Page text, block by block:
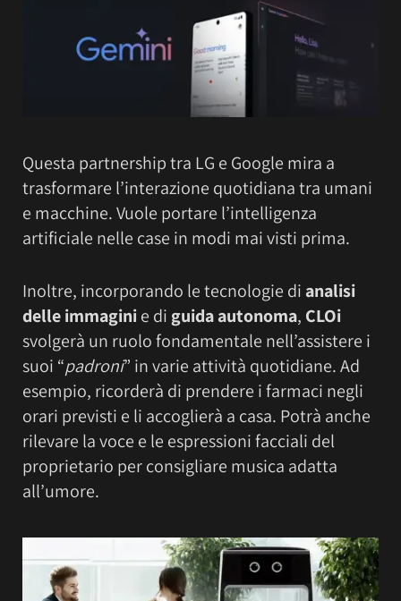
Questa partnership tra LG e Google mira a
trasformare l’interazione quotidiana tra umani
e macchine. Vuole portare l’intelligenza
artificiale nelle case in modi mai visti prima.
Inoltre, incorporando le tecnologie di analisi
delle immaginie di guida autonoma, CLOi
svolgerà un ruolo fondamentale nell’assistere i
suoi “padroni” in varie attività quotidiane. Ad
esempio, ricorderà di prendere i farmaci negli
orari previsti e li accoglierà a casa. Potrà anche
rilevare la voce e le espressioni facciali del
proprietario per consigliare musica adatta
all’umore.